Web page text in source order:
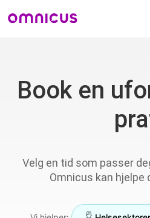
Sentralbord
Book en
Velg en tid som passer
Omnicus kan hjelpe